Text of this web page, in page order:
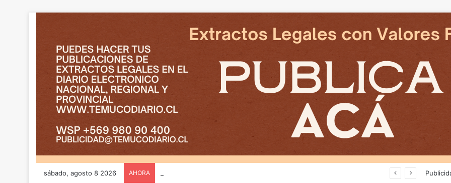
sábado, agosto 8 2026 AHORA